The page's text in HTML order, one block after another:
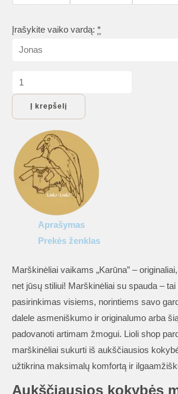
Įrašykite vaiko vardą: *
produkto
kiekis:
Marškinėliai
„Karūna”
Į krepšelį
Aprašymas
Prekės ženklas
Marškinėliai vaikams „Karūna” –
net jūsų stiliui! Marškinėliai su spauda – tai
pasirinkimas visiems, norintiems savo
dalele asmeniškumo ir originalumo arba
padovanoti artimam žmogui. Lioli shop
marškinėliai sukurti iš aukščiausios
užtikrina maksimalų komfortą ir
Aukščiausios kokybės